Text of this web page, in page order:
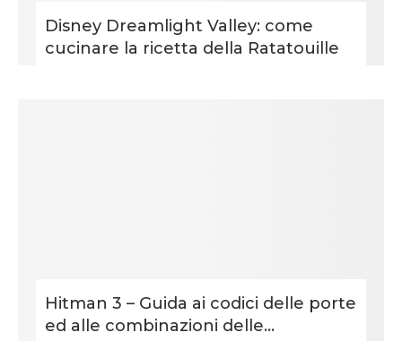
Disney Dreamlight Valley: come
cucinare la ricetta della Ratatouille
Hitman 3 – Guida ai codici delle porte
ed alle combinazioni delle...